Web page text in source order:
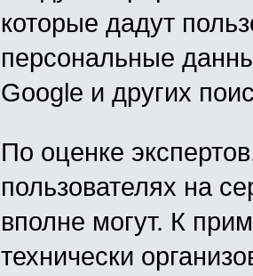
которые дадут
персональные
Google и других
По оценке
пользователях на
вполне могут. К
технически